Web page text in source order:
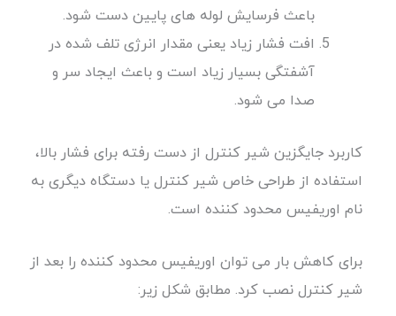
باعث فرسایش لوله های پایین دست شود.
افت فشار زیاد یعنی مقدار انرژی تلف شده در
آشفتگی بسیار زیاد است و باعث ایجاد سر و
صدا می شود.
کاربرد جایگزین شیر کنترل از دست رفته برای فشار بالا،
استفاده از طراحی خاص شیر کنترل یا دستگاه دیگری به
نام اوریفیس محدود کننده است.
برای کاهش بار می توان اوریفیس محدود کننده را بعد از
شیر کنترل نصب کرد. مطابق شکل زیر: